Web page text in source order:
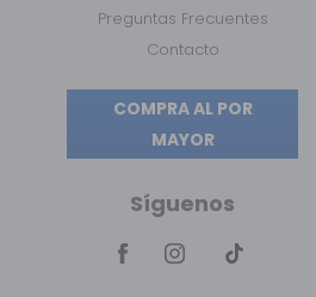
Preguntas Frecuentes
Contacto
COMPRA AL POR
MAYOR
Síguenos